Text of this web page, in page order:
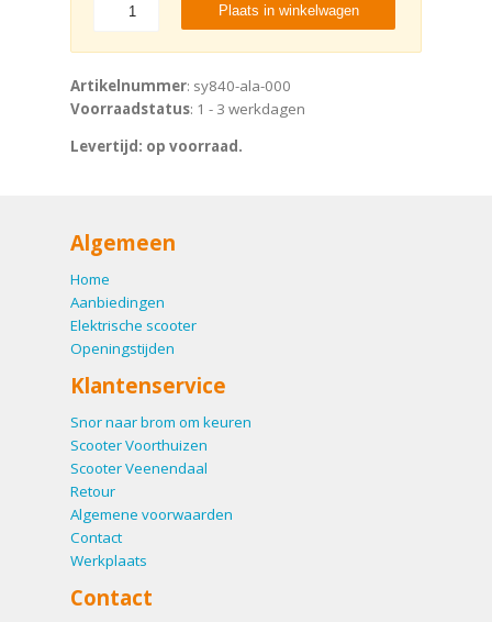
Plaats in winkelwagen
Artikelnummer: sy840-ala-000
Voorraadstatus: 1 - 3 werkdagen
Levertijd: op voorraad.
Algemeen
Home
Aanbiedingen
Elektrische scooter
Openingstijden
Klantenservice
Snor naar brom om keuren
Scooter Voorthuizen
Scooter Veenendaal
Retour
Algemene voorwaarden
Contact
Werkplaats
Contact